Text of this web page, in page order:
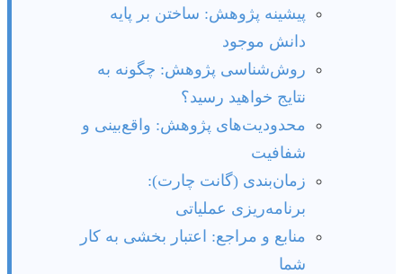
پیشینه پژوهش: ساختن بر پایه
دانش موجود
روش‌شناسی پژوهش: چگونه به
نتایج خواهید رسید؟
محدودیت‌های پژوهش: واقع‌بینی و
شفافیت
زمان‌بندی (گانت چارت):
برنامه‌ریزی عملیاتی
منابع و مراجع: اعتبار بخشی به کار
شما